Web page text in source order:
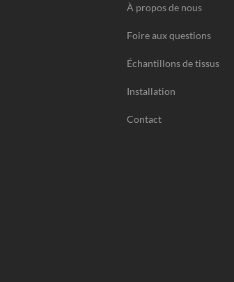
À propos de nous
Foire aux questions
Échantillons de tissus
Installation
Contact